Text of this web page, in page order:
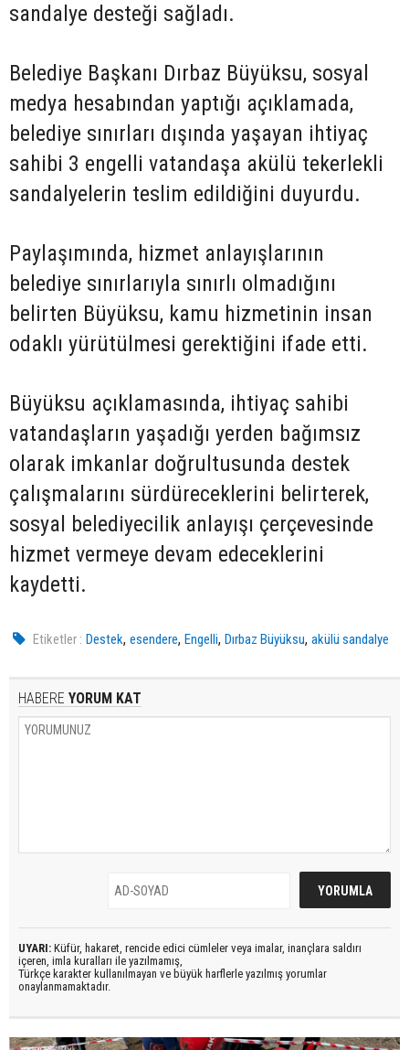
sandalye desteği sağladı.
Belediye Başkanı Dırbaz Büyüksu, sosyal
medya hesabından yaptığı açıklamada,
belediye sınırları dışında yaşayan ihtiyaç
sahibi 3 engelli vatandaşa akülü tekerlekli
sandalyelerin teslim edildiğini duyurdu.
Paylaşımında, hizmet anlayışlarının
belediye sınırlarıyla sınırlı olmadığını
belirten Büyüksu, kamu hizmetinin insan
odaklı yürütülmesi gerektiğini ifade etti.
Büyüksu açıklamasında, ihtiyaç sahibi
vatandaşların yaşadığı yerden bağımsız
olarak imkanlar doğrultusunda destek
çalışmalarını sürdüreceklerini belirterek,
sosyal belediyecilik anlayışı çerçevesinde
hizmet vermeye devam edeceklerini
kaydetti.
Etiketler : Destek,esendere,Engelli,Dırbaz Büyüksu,akülü sandalye
HABERE YORUM KAT
UYARI: Küfür, hakaret, rencide edici cümleler veya imalar, inançlara saldırı
içeren, imla kuralları ile yazılmamış,
Türkçe karakter kullanılmayan ve büyük harflerle yazılmış yorumlar
onaylanmamaktadır.